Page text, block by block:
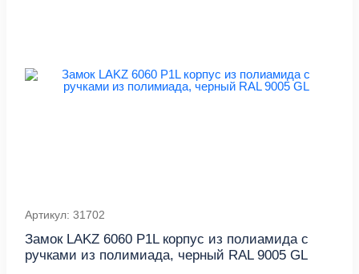
Артикул: 31702
Замок LAKZ 6060 P1L корпус из полиамида с
ручками из полимиада, черный RAL 9005 GL